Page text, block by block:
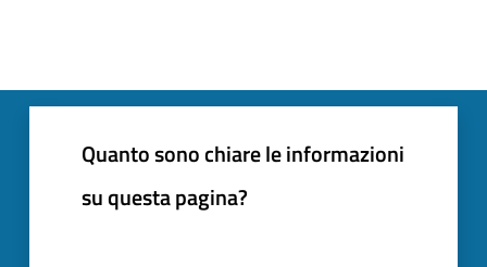
Quanto sono chiare le informazioni
su questa pagina?